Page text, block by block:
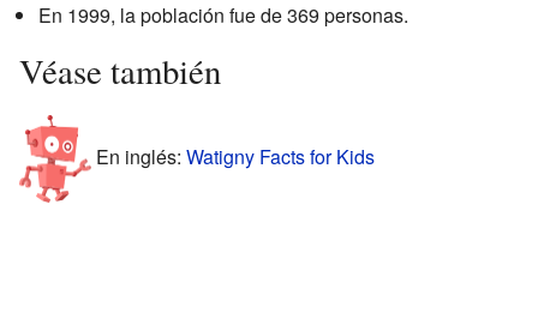
En 1999, la población fue de 369 personas.
Véase también
En inglés: Watigny Facts for Kids